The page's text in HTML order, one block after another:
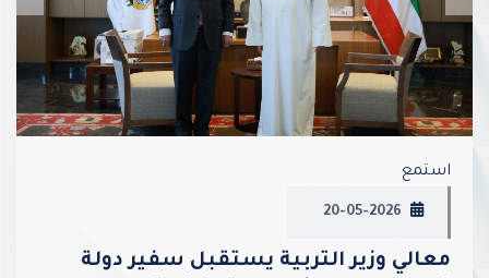
استمع
20-05-2026
معالي وزير التربية يستقبل سفير دولة